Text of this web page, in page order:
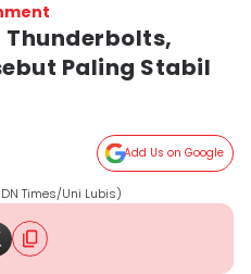
Thunderbolts,
Paling Stabil
Add Us on Google
Times/Uni Lubis)